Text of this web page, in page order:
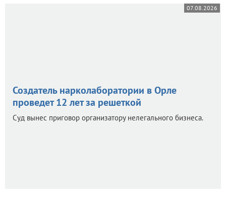
07.08.2026
Создатель нарколаборатории в Орле
проведет 12 лет за решеткой
Суд вынес приговор организатору нелегального бизнеса.